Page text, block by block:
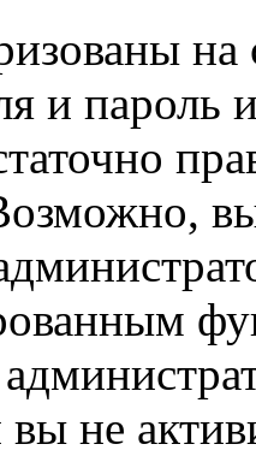
на
и пароль
вы не